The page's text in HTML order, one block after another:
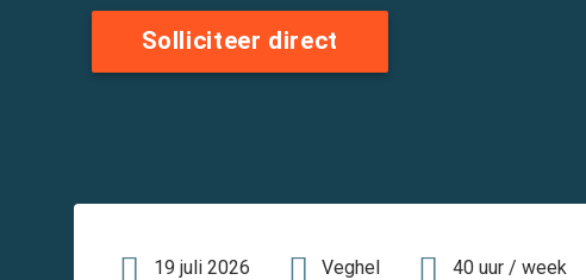
Solliciteer direct
19 juli 2026 Veghel 40 uur / week